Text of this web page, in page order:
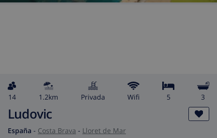
14 1.2km privada wifi 5 3
Ludovic
España - Costa Brava - Lloret de Mar